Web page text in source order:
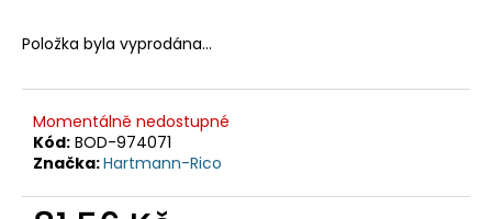
Položka byla vyprodána…
Momentálně nedostupné
Kód: BOD-974071
Značka:Hartmann-Rico
o
o
u
č
j